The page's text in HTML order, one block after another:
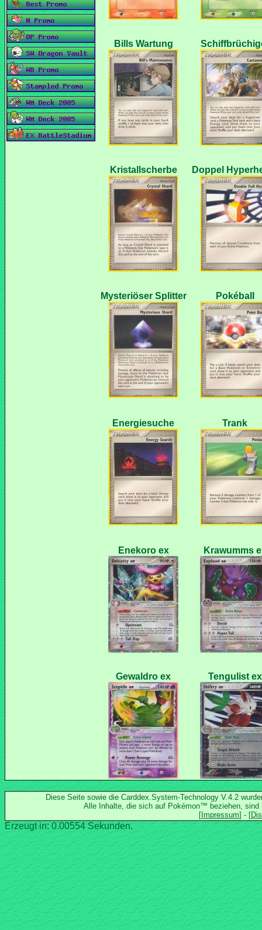
Diese Seite sowie die Carddex.System-Technology V.4.2
Alle Inhalte, die sich auf Pokémon™ beziehen, sind
Erzeugt in: 0.00554 Sekunden.